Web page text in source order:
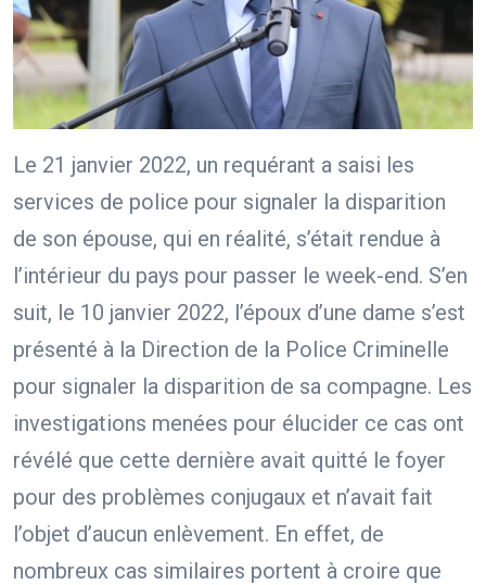
Le 21 janvier 2022, un requérant a saisi les
services de police pour signaler la disparition
de son épouse, qui en réalité, s’était rendue à
l’intérieur du pays pour passer le week-end. S’en
suit, le 10 janvier 2022, l’époux d’une dame s’est
présenté à la Direction de la Police Criminelle
pour signaler la disparition de sa compagne. Les
investigations menées pour élucider ce cas ont
révélé que cette dernière avait quitté le foyer
pour des problèmes conjugaux et n’avait fait
l’objet d’aucun enlèvement. En effet, de
nombreux cas similaires portent à croire que